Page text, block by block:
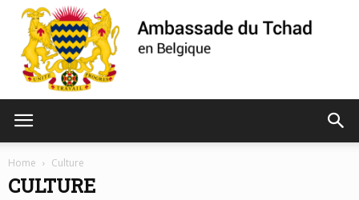
Home Culture
CULTURE